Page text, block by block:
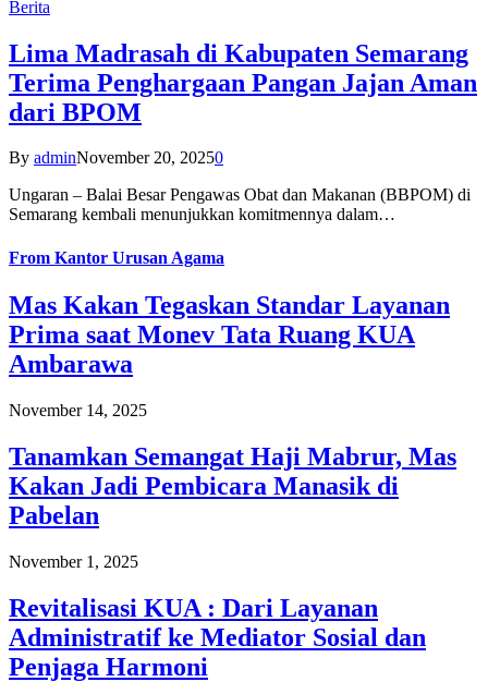
Berita
Lima Madrasah di Kabupaten Semarang
Terima Penghargaan Pangan Jajan Aman
dari BPOM
By adminNovember 20, 20250
Ungaran – Balai Besar Pengawas Obat dan Makanan (BBPOM) di
Semarang kembali menunjukkan komitmennya dalam…
From Kantor Urusan Agama
Mas Kakan Tegaskan Standar Layanan
Prima saat Monev Tata Ruang KUA
Ambarawa
November 14, 2025
Tanamkan Semangat Haji Mabrur, Mas
Kakan Jadi Pembicara Manasik di
Pabelan
November 1, 2025
Revitalisasi KUA : Dari Layanan
Administratif ke Mediator Sosial dan
Penjaga Harmoni